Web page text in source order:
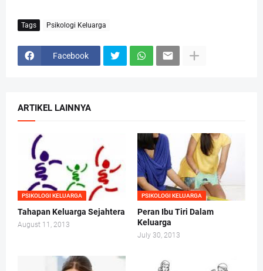
Tags Psikologi Keluarga
Facebook
ARTIKEL LAINNYA
PSIKOLOGI KELUARGA
Tahapan Keluarga Sejahtera
August 11, 2013
PSIKOLOGI KELUARGA
Peran Ibu Tiri Dalam
Keluarga
July 30, 2013